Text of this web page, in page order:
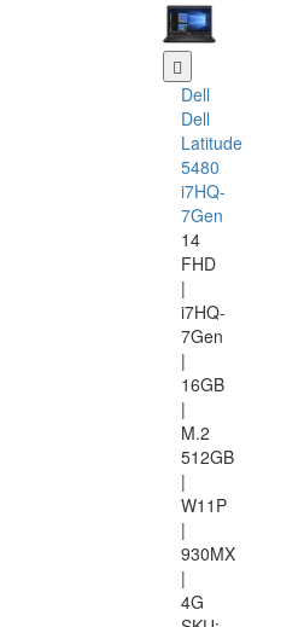
Dell
Dell
Latitude
5480
i7HQ-
7Gen
14
FHD
|
i7HQ-
7Gen
|
16GB
|
M.2
512GB
|
W11P
|
930MX
|
4G